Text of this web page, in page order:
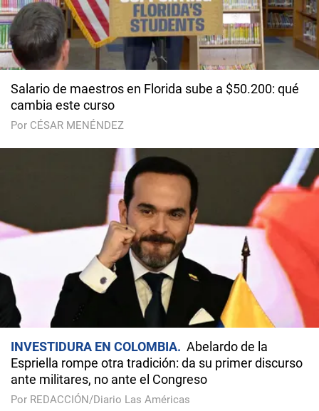
Salario de maestros en Florida sube a $50.200: qué
cambia este curso
Por CÉSAR MENÉNDEZ
INVESTIDURA EN COLOMBIA
Abelardo de la
Espriella rompe otra tradición: da su primer discurso
ante militares, no ante el Congreso
Por REDACCIÓN/Diario Las Américas